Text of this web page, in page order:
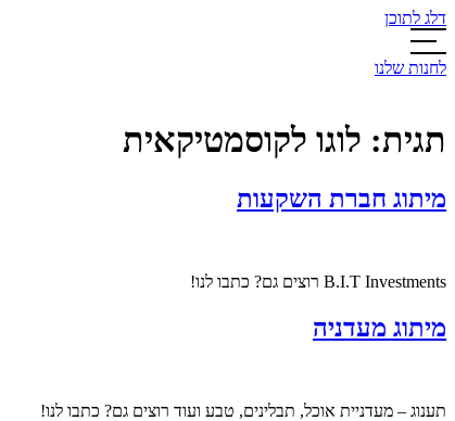
דלג לתוכן
לחנות שלנו
תגית: לוגו לקוסמטיקאית
מיתוג חברת השקעות
B.I.T Investments רוצים גם? כתבו לנו!
מיתוג מעדניה
תענוג – מעדניית אוכל, תבלינים, טבע ועוד רוצים גם? כתבו לנו!